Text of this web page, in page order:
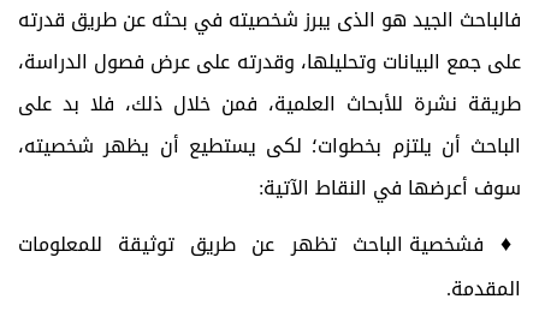
فالباحث الجيد هو الذى يبرز شخصيته في بحثه عن طريق قدرته
على جمع البيانات وتحليلها، وقدرته على عرض فصول الدراسة،
طريقة نشرة للأبحاث العلمية، فمن خلال ذلك، فلا بد على
الباحث أن يلتزم بخطوات؛ لكى يستطيع أن يظهر شخصيته،
سوف أعرضها في النقاط الآتية:
♦ فشخصية الباحث تظهر عن طريق توثيقة للمعلومات
المقدمة.